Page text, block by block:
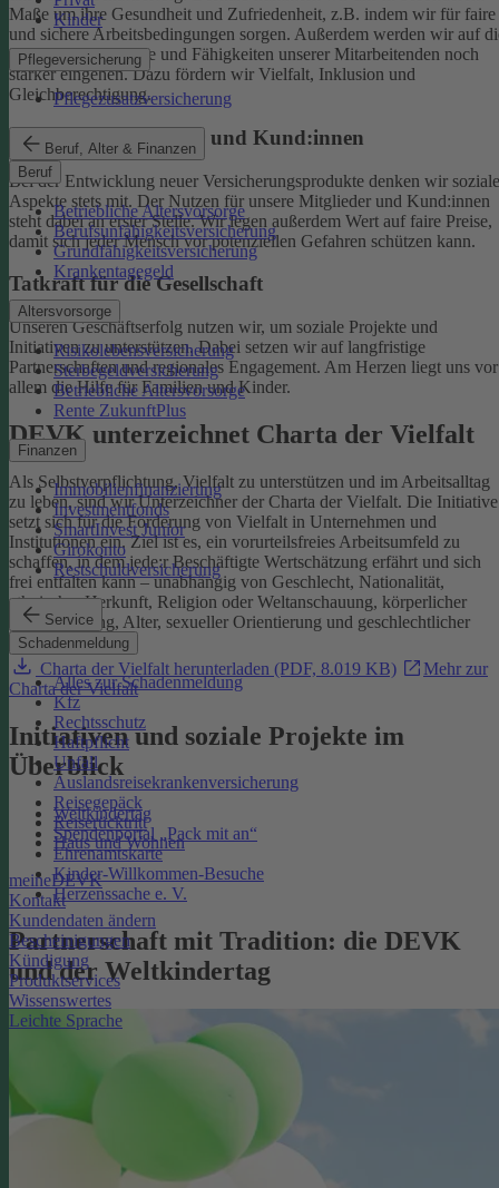
Kinder
Pflegeversicherung
Pflegezusatzversicherung
Beruf, Alter & Finanzen
Beruf
Betriebliche Altersvorsorge
Berufsunfähigkeitsversicherung
Grundfähigkeitsversicherung
Krankentagegeld
Altersvorsorge
Risikolebensversicherung
Sterbegeldversicherung
Betriebliche Altersvorsorge
Rente ZukunftPlus
Finanzen
Immobilienfinanzierung
Investmentfonds
SmartInvest Junior
Girokonto
Restschuldversicherung
Service
Schadenmeldung
Alles zur Schadenmeldung
Kfz
Rechtsschutz
Haftpflicht
Unfall
Auslandsreisekrankenversicherung
Reisegepäck
Reiserücktritt
Haus und Wohnen
meineDEVK
Kontakt
Kundendaten ändern
Bescheinigungen
Kündigung
Produktservices
Wissenswertes
Leichte Sprache
Maße um ihre Gesundheit und Zufriedenheit, z.B. indem wir für faire
und sichere Arbeitsbedingungen sorgen. Außerdem werden wir auf
individuellen Talente und Fähigkeiten unserer Mitarbeitenden noch
stärker eingehen. Dazu fördern wir Vielfalt, Inklusion und
Gleichberechtigung.
Begeisterte Mitglieder und Kund:innen
Bei der Entwicklung neuer Versicherungsprodukte denken wir soziale
Aspekte stets mit. Der Nutzen für unsere Mitglieder und Kund:innen
steht dabei an erster Stelle.Wir legen außerdem Wert auf faire Preise,
damit sich jeder Mensch vor potenziellen Gefahren schützen kann.
Tatkraft für die Gesellschaft
Unseren Geschäftserfolg nutzen wir, um soziale Projekte und
Initiativen zu unterstützen. Dabei setzen wir auf langfristige
Partnerschaften und regionales Engagement. Am Herzen liegt uns vor
allem die Hilfe für Familien und Kinder.
DEVK unterzeichnet Charta der Vielfalt
Als Selbstverpflichtung, Vielfalt zu unterstützen und im Arbeitsalltag
zu leben, sind wir Unterzeichner der Charta der Vielfalt. Die Initiative
setzt sich für die Förderung von Vielfalt in Unternehmen und
Institutionen ein.Ziel ist es, ein vorurteilsfreies Arbeitsumfeld zu
schaffen, in dem jede:r Beschäftigte Wertschätzung erfährt und sich
frei entfalten kann – unabhängig von Geschlecht, Nationalität,
ethnischer Herkunft, Religion oder Weltanschauung, körperlicher
Einschränkung, Alter, sexueller Orientierung und geschlechtlicher
Identität.
Charta der Vielfalt herunterladen (PDF, 8.019 KB)
Mehr zur
Charta der Vielfalt
Initiativen und soziale Projekte im
Überblick
Weltkindertag
Spendenportal „Pack mit an“
Ehrenamtskarte
Kinder-Willkommen-Besuche
Herzenssache e. V.
Partnerschaft mit Tradition: die DEVK
und der Weltkindertag